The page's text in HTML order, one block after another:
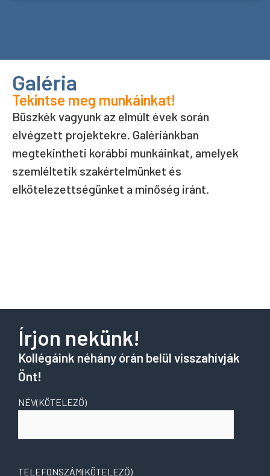
Galéria
Tekintse meg munkáinkat!
Büszkék vagyunk az elmúlt évek során
elvégzett projektekre. Galériánkban
megtekintheti korábbi munkáinkat, amelyek
szemléltetik szakértelmünket és
elkötelezettségünket a minőség iránt.
Írjon nekünk!
Kollégáink néhány órán belül visszahívják
Önt!
NÉV(KÖTELEZŐ)
TELEFONSZÁM(KÖTELEZŐ)